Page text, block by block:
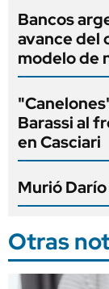
Bancos
avance del
modelo de
Barassi al
en Casciari
Murió
Otras